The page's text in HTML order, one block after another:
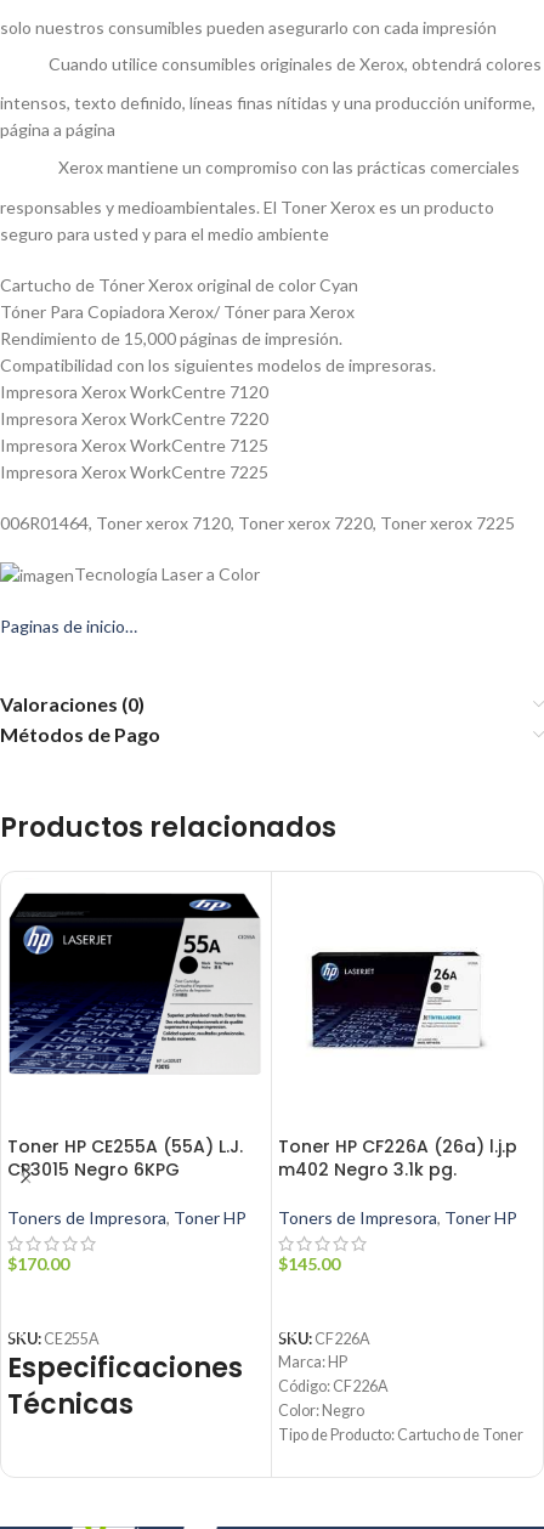
solo nuestros consumibles pueden asegurarlo con cada impresión
Cuando utilice consumibles originales de Xerox, obtendrá colores
intensos, texto definido, líneas finas nítidas y una producción uniforme,
página a página
Xerox mantiene un compromiso con las prácticas comerciales
responsables y medioambientales. El Toner Xerox es un producto
seguro para usted y para el medio ambiente
Cartucho de Tóner Xerox original de color Cyan
Tóner Para Copiadora Xerox/ Tóner para Xerox
Rendimiento de 15,000 ​páginas de impresión.
Compatibilidad con los siguientes modelos de impresoras.
Impresora Xerox WorkCentre 7120
Impresora Xerox WorkCentre 7220
Impresora Xerox WorkCentre 7125
Impresora Xerox WorkCentre 7225
006R01464, Toner xerox 7120, Toner xerox 7220, Toner xerox 7225
Tecnología Laser a Color
Paginas de inicio…
Valoraciones (0)
Métodos de Pago
Productos relacionados
Toner HP CE255A (55A) L.J.
CP3015 Negro 6KPG
Toners de Impresora, Toner HP
$170.00
SKU: CE255A
Especificaciones
Técnicas
Toner HP CF226A (26a) l.j.p
m402 Negro 3.1k pg.
Toners de Impresora, Toner HP
$145.00
SKU: CF226A
Marca: HP
Código: CF226A
Color: Negro
Tipo de Producto: Cartucho de Toner
Tecnología de impresión: Laser